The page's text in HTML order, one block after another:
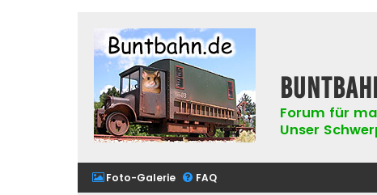
Forum für
Unser
Foto-Galerie FAQ